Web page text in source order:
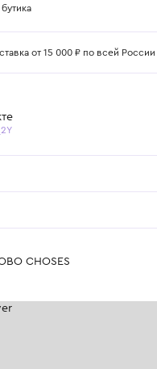
от 15 000 ₽ по всей России